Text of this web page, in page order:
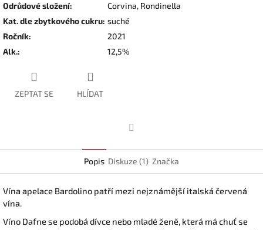
Odrůdové složení:
Corvina, Rondinella
Kat. dle zbytkového cukru: suché
Ročník:
2021
Alk.: 12,5%
ZEPTAT SE HLÍDAT
Popis Diskuze (1) Značka
Vína apelace Bardolino patří mezi nejznámější italská červená
vína.
Víno Dafne se podobá dívce nebo mladé ženě, která má chuť se